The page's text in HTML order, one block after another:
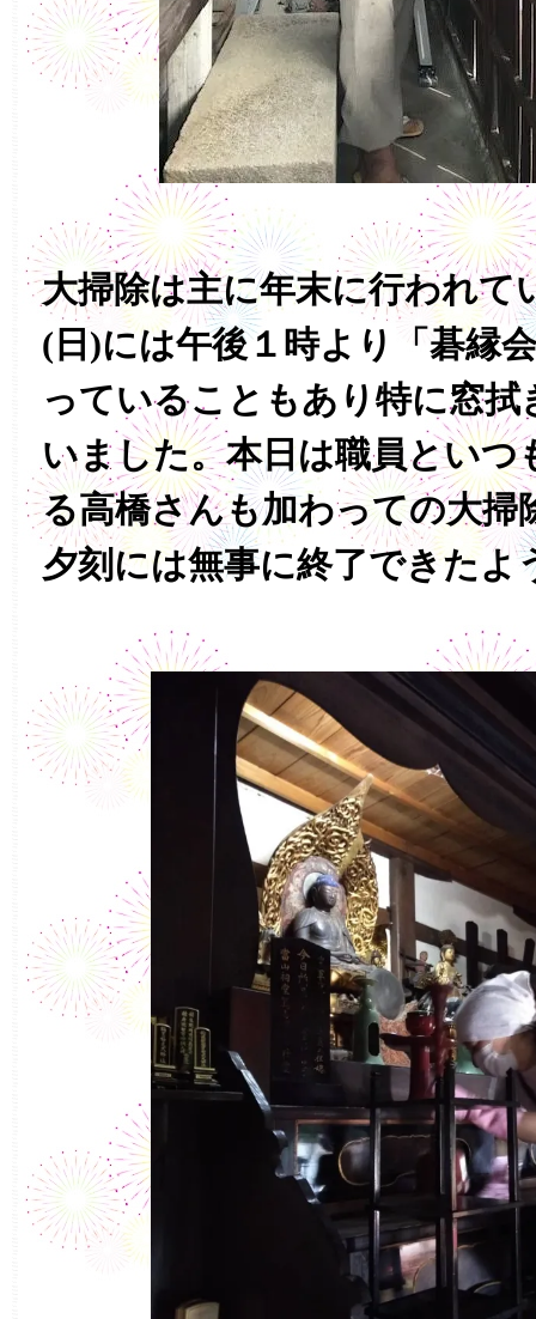
大掃除は主に年末に行われて
(日)には午後１時より「碁縁
っていることもあり特に窓拭
いました。本日は職員といつ
る高橋さんも加わっての大掃
夕刻には無事に終了できたよ